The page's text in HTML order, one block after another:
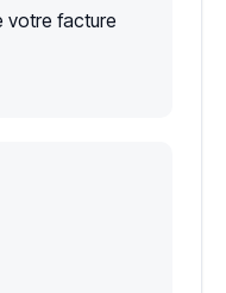
votre facture